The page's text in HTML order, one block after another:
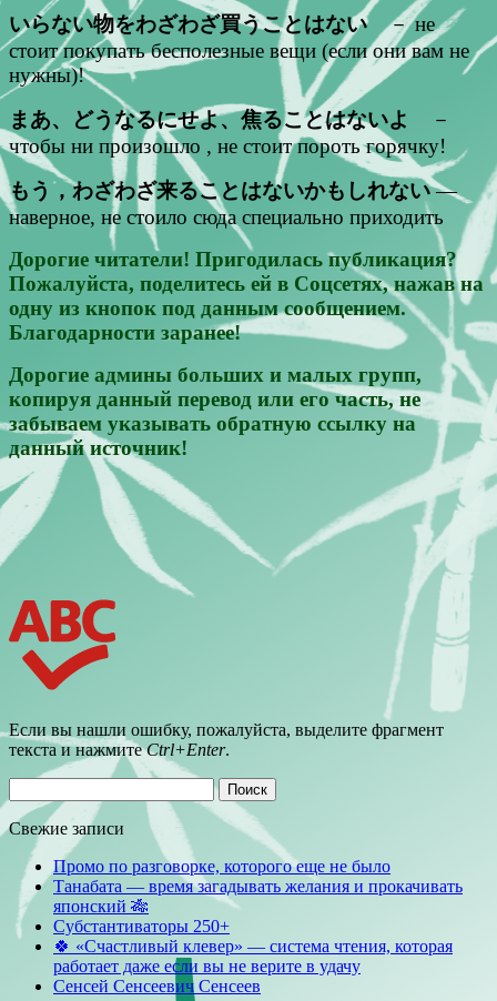
いらない物をわざわざ買うことはない－ не
стоит покупать бесполезные вещи (если они вам не
нужны)!
まあ、どうなるにせよ、焦ることはないよ
－
чтобы ни произошло , не стоит пороть горячку!
もう，わざわざ来ることはないかもしれない—
наверное, не стоило сюда специально приходить
Дорогие читатели! Пригодилась публикация?
Пожалуйста, поделитесь ей в Соцсетях, нажав на
одну из кнопок под данным сообщением.
Благодарности заранее!
Дорогие админы больших и малых групп,
копируя данный перевод или его часть, не
забываем указывать обратную ссылку на
данный источник!
Если вы нашли ошибку, пожалуйста, выделите фрагмент
текста и нажмитеCtrl+Enter.
Свежие записи
Промо по разговорке, которого еще не было
Танабата — время загадывать желания и прокачивать
японский 🎋
Субстантиваторы 250+
🍀 «Счастливый клевер» — система чтения, которая
работает даже если вы не верите в удачу
Сенсей Сенсеевич Сенсеев